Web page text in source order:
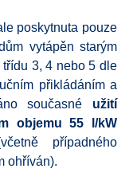
poskytnuta pouze
vytápěn starým
3, 4 nebo 5 dle
přikládáním a
současné užití
objemu 55 l/kW
případného
ohříván).